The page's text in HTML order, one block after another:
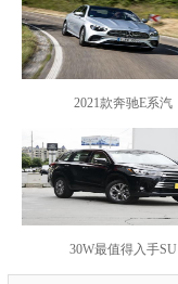
2021款奔驰E系汽
30W最值得入手SU